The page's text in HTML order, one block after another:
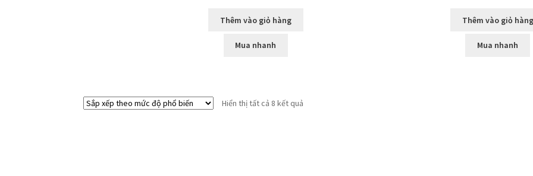
là:
tại
Thêm vào giỏ hàng
Mua nhanh
là:
Thêm vào giỏ hàng
Mua nhanh
Hiển thị tất cả 8 kết quả